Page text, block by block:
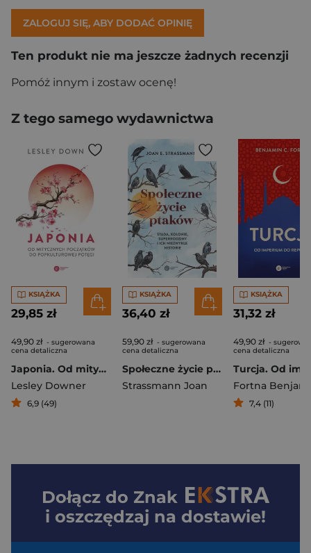
ZALOGUJ SIĘ, ABY DODAĆ OPINIĘ
Ten produkt nie ma jeszcze żadnych recenzji
Pomóż innym i zostaw ocenę!
Z tego samego wydawnictwa
KSIĄŻKA
29,85 zł
49,90 zł - sugerowana
cena detaliczna
Japonia. Od mitycznych początków do popkulturowej potęgi
Lesley Downer
6,9 (49)
KSIĄŻKA
36,40 zł
59,90 zł - sugerowana
cena detaliczna
Społeczne życie ptaków. Stada, kolonie, superrodziny i ich niezwykłe historie
Strassmann Joan
KSIĄŻKA
31,32 zł
49,90 zł -
cena detaliczna
Fortna
7,4 (11)
Dołącz do Znak
i oszczędzaj na dostawie!